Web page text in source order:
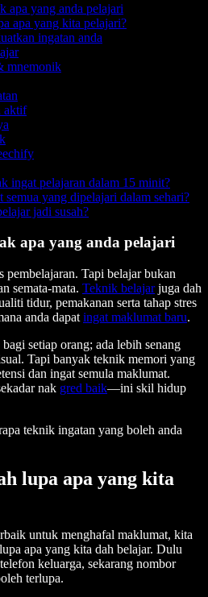
apa yang anda pelajari
apa yang kita pelajari?
ingatan anda
mnemonik
aktif
ingat pelajaran dalam 15 minit?
semua yang dipelajari dalam sehari?
jadi susah?
apa yang anda pelajari
pembelajaran. Tapi belajar bukan
semata-mata. Teknik belajarjuga dah
tidur, pemakanan serta tahap stres
anda dapat ingat maklumat baru.
setiap orang; ada lebih senang
Tapi banyak teknik memori yang
dan ingat semula maklumat.
nak gred baik—ini skil hidup
teknik ingatan yang boleh anda
lupa apa yang kita
untuk menghafal maklumat, kita
apa yang kita dah belajar. Dulu
keluarga, sekarang nombor
terlupa.